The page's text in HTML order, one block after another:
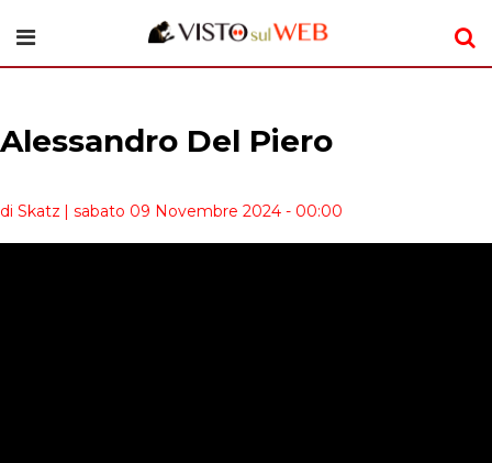
Alessandro Del Piero
di Skatz | sabato 09 Novembre 2024 - 00:00